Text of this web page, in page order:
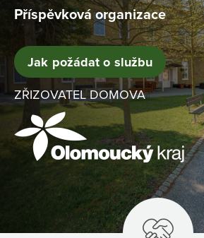
Příspěvková organizace
Jak požádat o službu
ZŘIZOVATEL DOMOVA